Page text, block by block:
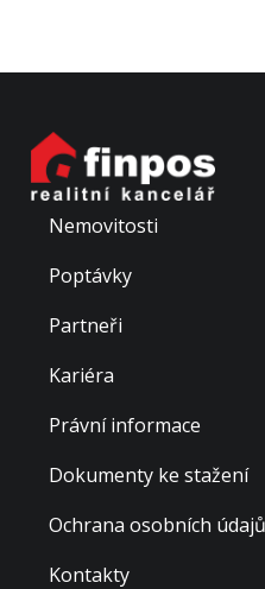
Nemovitosti
Poptávky
Partneři
Kariéra
Právní informace
Dokumenty ke stažení
Ochrana osobních údajů
Kontakty